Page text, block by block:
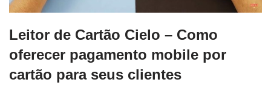
Leitor de Cartão Cielo – Como
oferecer pagamento mobile por
cartão para seus clientes